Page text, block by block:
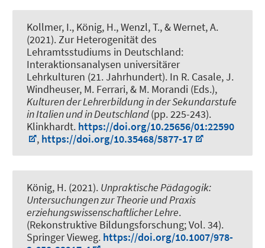
Kollmer, I., König, H., Wenzl, T., & Wernet, A.
(2021).Zur Heterogenität des
Lehramtsstudiums in Deutschland:
Interaktionsanalysen universitärer
Lehrkulturen (21. Jahrhundert). In R. Casale, J.
Windheuser, M. Ferrari, & M. Morandi (Eds.),
Kulturen der Lehrerbildung in der Sekundarstufe
in Italien und in Deutschland(pp. 225-243).
Klinkhardt. https://doi.org/10.25656/01:22590
, https://doi.org/10.35468/5877-17
König, H. (2021). Unpraktische Pädagogik:
Untersuchungen zur Theorie und Praxis
erziehungswissenschaftlicher Lehre.
(Rekonstruktive Bildungsforschung; Vol. 34).
Springer Vieweg. https://doi.org/10.1007/978-